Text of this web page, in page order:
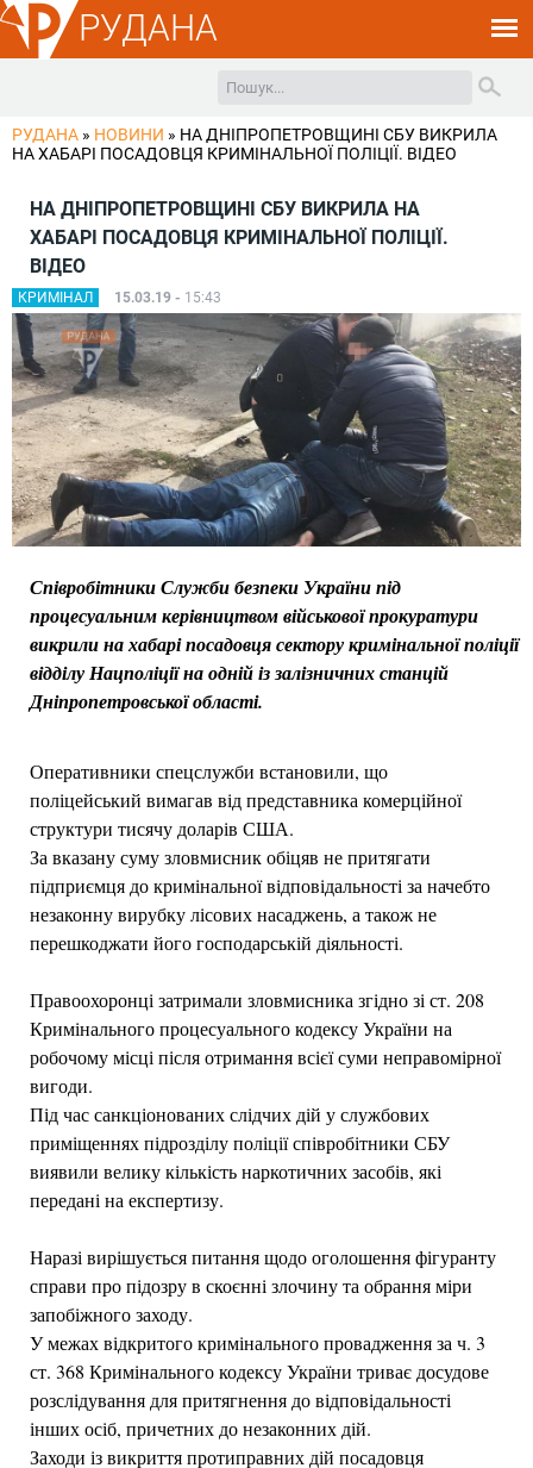
РУДАНА
РУДАНА » НОВИНИ » НА ДНІПРОПЕТРОВЩИНІ СБУ ВИКРИЛА
НА ХАБАРІ ПОСАДОВЦЯ КРИМІНАЛЬНОЇ ПОЛІЦІЇ. ВІДЕО
НА ДНІПРОПЕТРОВЩИНІ СБУ ВИКРИЛА НА
ХАБАРІ ПОСАДОВЦЯ КРИМІНАЛЬНОЇ ПОЛІЦІЇ.
ВІДЕО
КРИМІНАЛ 15.03.19 - 15:43
Співробітники Служби безпеки України під
процесуальним керівництвом військової прокуратури
викрили на хабарі посадовця сектору кримінальної поліції
відділу Нацполіції на одній із залізничних станцій
Дніпропетровської області.
Оперативники спецслужби встановили, що
поліцейський вимагав від представника комерційної
структури тисячу доларів США.
За вказану суму зловмисник обіцяв не притягати
підприємця до кримінальної відповідальності за начебто
незаконну вирубку лісових насаджень, а також не
перешкоджати його господарській діяльності.
Правоохоронці затримали зловмисника згідно зі ст. 208
Кримінального процесуального кодексу України на
робочому місці після отримання всієї суми неправомірної
вигоди.
Під час санкціонованих слідчих дій у службових
приміщеннях підрозділу поліції співробітники СБУ
виявили велику кількість наркотичних засобів, які
передані на експертизу.
Наразі вирішується питання щодо оголошення фігуранту
справи про підозру в скоєнні злочину та обрання міри
запобіжного заходу.
У межах відкритого кримінального провадження за ч. 3
ст. 368 Кримінального кодексу України триває досудове
розслідування для притягнення до відповідальності
інших осіб, причетних до незаконних дій.
Заходи із викриття протиправних дій посадовця